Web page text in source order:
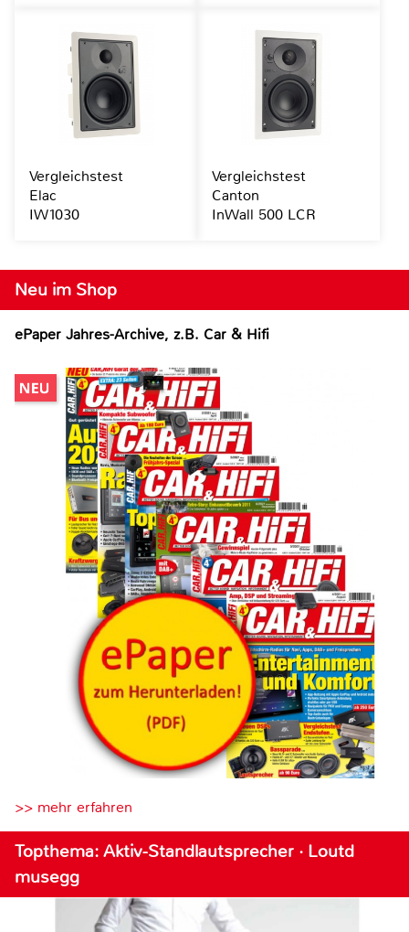
Neu im Shop
ePaper Jahres-Archive, z.B. Car & Hifi
>> mehr erfahren
Topthema: Aktiv-Standlautsprecher · Loutd
musegg
Vergleichstest
Elac
IW1030
Vergleichstest
Canton
InWall 500 LCR